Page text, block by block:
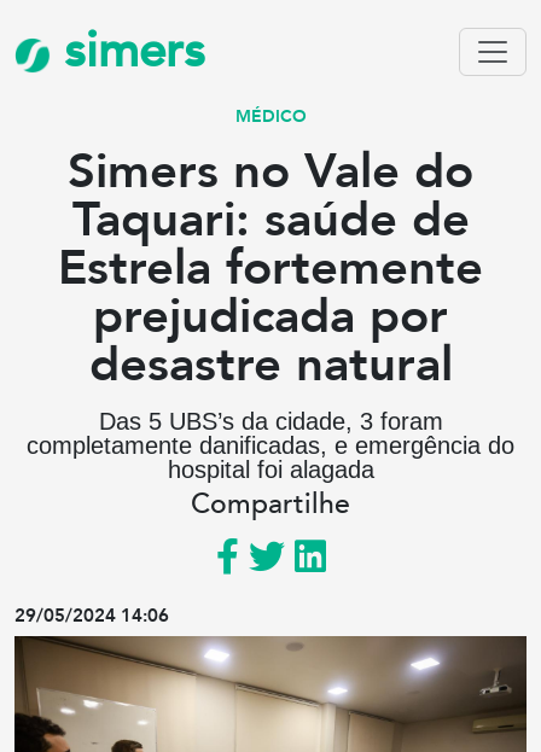
simers
MÉDICO
Simers no Vale do
Taquari: saúde de
Estrela fortemente
prejudicada por
desastre natural
Das 5 UBS’s da cidade, 3 foram
completamente danificadas, e emergência do
hospital foi alagada
Compartilhe
29/05/2024 14:06